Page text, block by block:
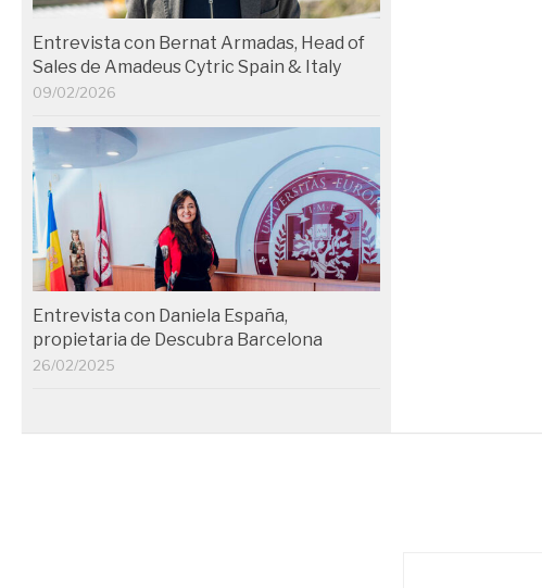
Entrevista con Bernat Armadas, Head of
Sales de Amadeus Cytric Spain & Italy
09/02/2026
Entrevista con Daniela España,
propietaria de Descubra Barcelona
26/02/2025